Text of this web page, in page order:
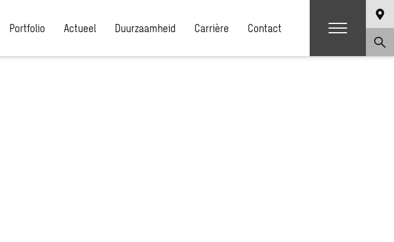
Portfolio Actueel Duurzaamheid Carrière Contact